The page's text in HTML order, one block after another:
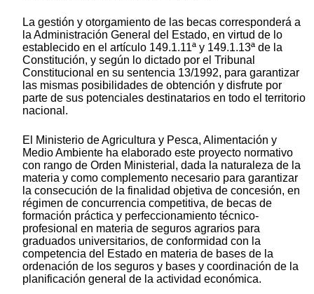
La gestión y otorgamiento de las becas corresponderá a
la Administración General del Estado, en virtud de lo
establecido en el artículo 149.1.11ª y 149.1.13ª de la
Constitución, y según lo dictado por el Tribunal
Constitucional en su sentencia 13/1992, para garantizar
las mismas posibilidades de obtención y disfrute por
parte de sus potenciales destinatarios en todo el territorio
nacional.
El Ministerio de Agricultura y Pesca, Alimentación y
Medio Ambiente ha elaborado este proyecto normativo
con rango de Orden Ministerial, dada la naturaleza de la
materia y como complemento necesario para garantizar
la consecución de la finalidad objetiva de concesión, en
régimen de concurrencia competitiva, de becas de
formación práctica y perfeccionamiento técnico-
profesional en materia de seguros agrarios para
graduados universitarios, de conformidad con la
competencia del Estado en materia de bases de la
ordenación de los seguros y bases y coordinación de la
planificación general de la actividad económica.